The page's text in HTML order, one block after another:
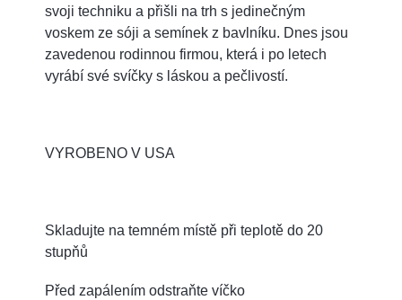
svoji techniku a přišli na trh s jedinečným
voskem ze sóji a semínek z bavlníku. Dnes jsou
zavedenou rodinnou firmou, která i po letech
vyrábí své svíčky s láskou a pečlivostí.
VYROBENO V USA
Skladujte na temném místě při teplotě do 20
stupňů
Před zapálením odstraňte víčko